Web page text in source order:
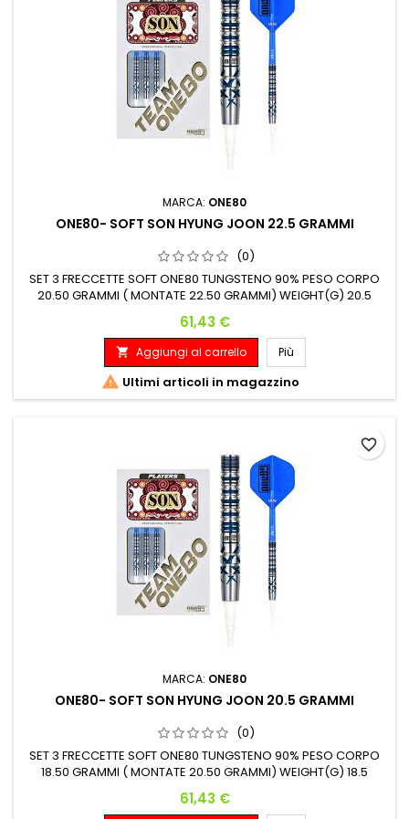
MARCA: ONE80
ONE80- SOFT SON HYUNG JOON 22.5 GRAMMI
(0)
SET 3 FRECCETTE SOFT ONE80 TUNGSTENO 90% PESO CORPO
20.50 GRAMMI ( MONTATE 22.50 GRAMMI) WEIGHT(G) 20.5
Prezzo
61,43 €
 Aggiungi al carrello Più
 Ultimi articoli in magazzino
MARCA: ONE80
ONE80- SOFT SON HYUNG JOON 20.5 GRAMMI
(0)
SET 3 FRECCETTE SOFT ONE80 TUNGSTENO 90% PESO CORPO
18.50 GRAMMI ( MONTATE 20.50 GRAMMI) WEIGHT(G) 18.5
Prezzo
61,43 €
favorite_border